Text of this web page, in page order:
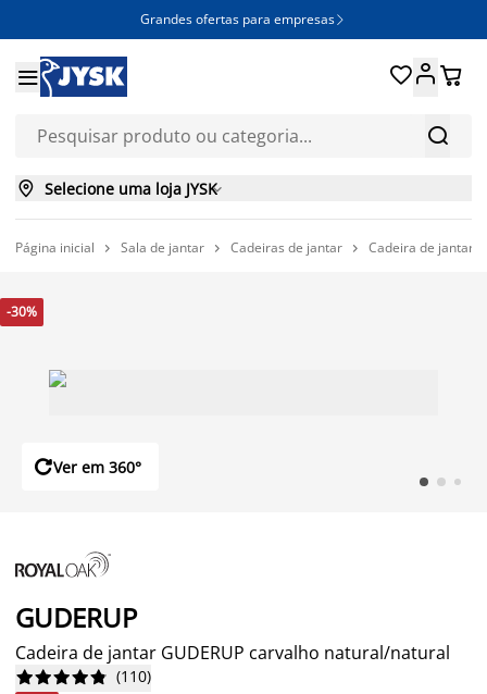
Grandes ofertas para empresas 


 
 Selecione uma loja JYSK
Página inicial  Sala de jantar  Cadeiras de jantar  Cadeira de jantar
-30%
Ver em 360°
GUDERUP
Cadeira de jantar GUDERUP carvalho natural/natural





 (110)